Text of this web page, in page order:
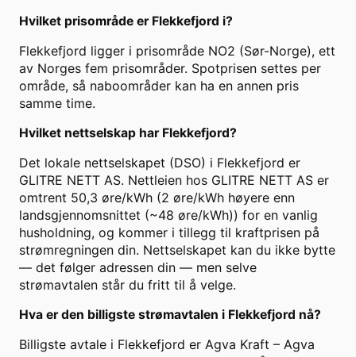
Hvilket prisområde er Flekkefjord i?
Flekkefjord ligger i prisområde NO2 (Sør-Norge), ett
av Norges fem prisområder. Spotprisen settes per
område, så naboområder kan ha en annen pris
samme time.
Hvilket nettselskap har Flekkefjord?
Det lokale nettselskapet (DSO) i Flekkefjord er
GLITRE NETT AS. Nettleien hos GLITRE NETT AS er
omtrent 50,3 øre/kWh (2 øre/kWh høyere enn
landsgjennomsnittet (~48 øre/kWh)) for en vanlig
husholdning, og kommer i tillegg til kraftprisen på
strømregningen din. Nettselskapet kan du ikke bytte
— det følger adressen din — men selve
strømavtalen står du fritt til å velge.
Hva er den billigste strømavtalen i Flekkefjord nå?
Billigste avtale i Flekkefjord er Agva Kraft – Agva